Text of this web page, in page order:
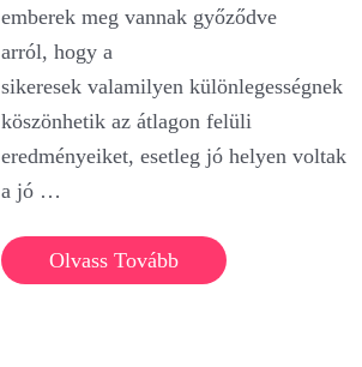
emberek meg vannak győződve
arról, hogy a
sikeresek valamilyen különlegességnek
köszönhetik az átlagon felüli
eredményeiket, esetleg jó helyen voltak
a jó …
Tisztázzuk
Olvass Tovább